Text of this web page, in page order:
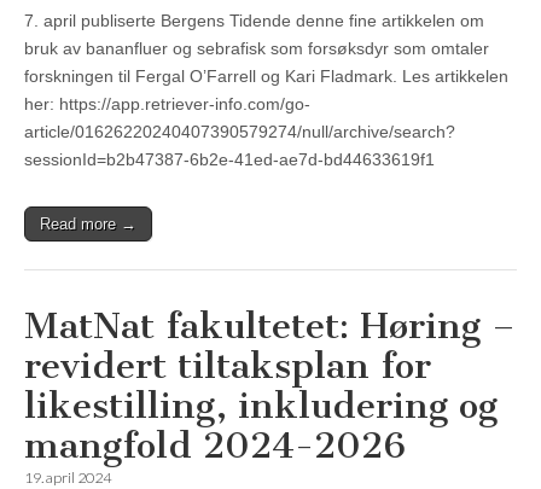
7. april publiserte Bergens Tidende denne fine artikkelen om
bruk av bananfluer og sebrafisk som forsøksdyr som omtaler
forskningen til Fergal O’Farrell og Kari Fladmark. Les artikkelen
her: https://app.retriever-info.com/go-
article/01626220240407390579274/null/archive/search?
sessionId=b2b47387-6b2e-41ed-ae7d-bd44633619f1
Read more →
MatNat fakultetet: Høring –
revidert tiltaksplan for
likestilling, inkludering og
mangfold 2024-2026
19. april 2024